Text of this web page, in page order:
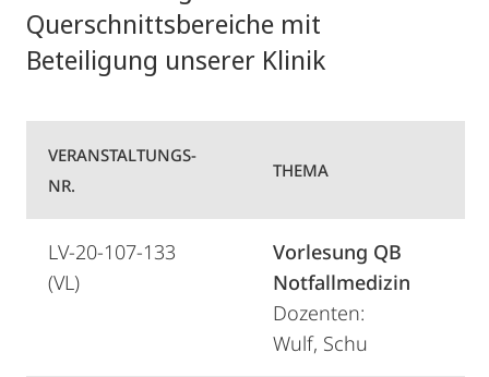
Querschnittsbereiche mit
Beteiligung unserer Klinik
VERANSTALTUNGS-
NR.
THEMA
LV-20-107-133
(VL)
Vorlesung QB
Notfallmedizin
Dozenten:
Wulf, Schu